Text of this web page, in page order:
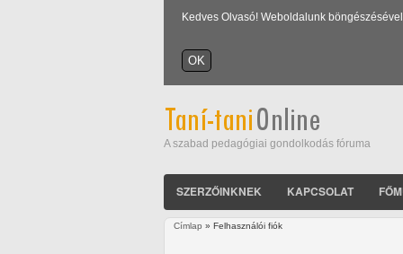
Kedves Olvasó! Weboldalunk
A szabad pedagógiai gondolkodás fóruma
SZERZŐINKNEK KAPCSOLAT
Címlap » Felhasználói fiók